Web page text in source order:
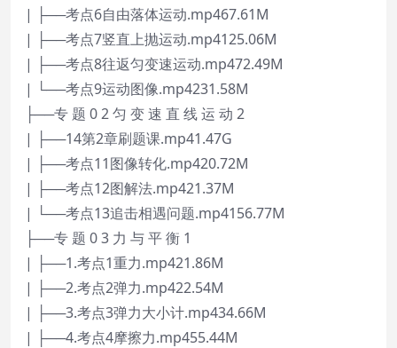
| ├──考点6自由落体运动.mp467.61M
| ├──考点7竖直上抛运动.mp4125.06M
| ├──考点8往返匀变速运动.mp472.49M
| └──考点9运动图像.mp4231.58M
├──专 题 0 2 匀 变 速 直 线 运 动 2
| ├──14第2章刷题课.mp41.47G
| ├──考点11图像转化.mp420.72M
| ├──考点12图解法.mp421.37M
| └──考点13追击相遇问题.mp4156.77M
├──专 题 0 3 力 与 平 衡 1
| ├──1.考点1重力.mp421.86M
| ├──2.考点2弹力.mp422.54M
| ├──3.考点3弹力大小计.mp434.66M
| ├──4.考点4摩擦力.mp455.44M